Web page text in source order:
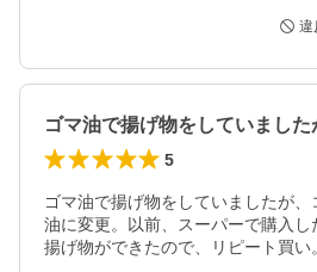
違
5
ゴマ油で揚げ物をしていましたが
油に変更。以前、スーパーで購入し
揚げ物ができたので、リピート買い。